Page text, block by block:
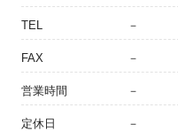
TEL －
FAX －
営業時間 －
定休日 －